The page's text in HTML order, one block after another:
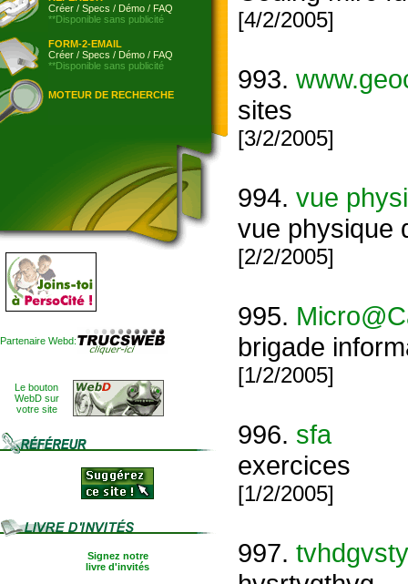
Créer / Specs / Démo / FAQ
**Disponible sans publicité
FORM-2-EMAIL
Créer / Specs / Démo / FAQ
**Disponible sans publicité
MOTEUR DE RECHERCHE
Partenaire Webd:
Le bouton
WebD sur
votre site
Signez notre
livre d'invités
[4/2/2005]
993.
sites
[3/2/2005]
994. vue
vue physique
[2/2/2005]
995.
brigade
[1/2/2005]
996. sfa
exercices
[1/2/2005]
997.